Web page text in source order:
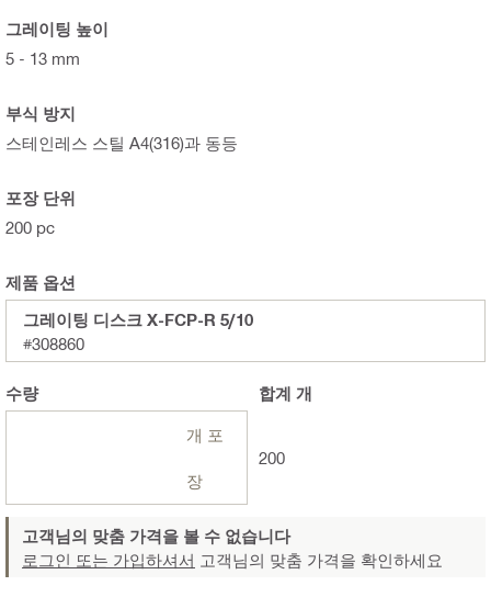
그레이팅 높이
5 - 13 mm
부식 방지
스테인레스 스틸 A4(316)과 동등
포장 단위
200 pc
제품 옵션
그레이팅 디스크 X-FCP-R 5/10
#308860
수량
개 포
장
합계 개
200
고객님의 맞춤 가격을 볼 수 없습니다
로그인 또는 가입하셔서 고객님의 맞춤 가격을 확인하세요